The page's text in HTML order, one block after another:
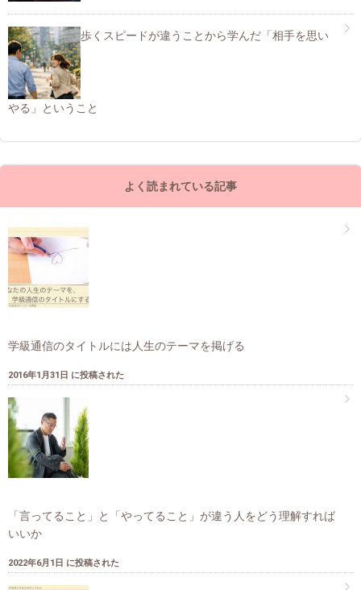
歩くスピードが違うことから学んだ「相手を思い
やる」ということ
よく読まれている記事
学級通信のタイトルには人生のテーマを掲げる
2016年1月31日 に投稿された
「言ってること」と「やってること」が違う人をどう理解すれば
いいか
2022年6月1日 に投稿された